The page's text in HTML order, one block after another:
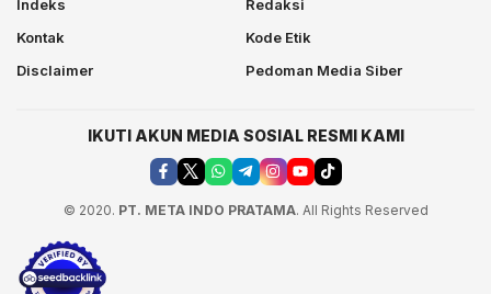
Indeks
Redaksi
Kontak
Kode Etik
Disclaimer
Pedoman Media Siber
IKUTI AKUN MEDIA SOSIAL RESMI KAMI
© 2020. PT. META INDO PRATAMA. All Rights Reserved